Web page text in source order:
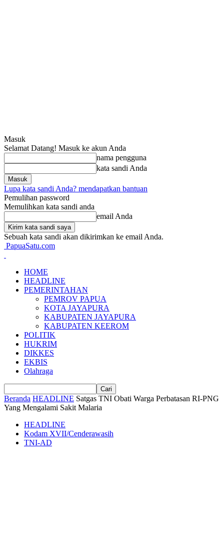
Masuk
Selamat Datang! Masuk ke akun Anda
nama pengguna
kata sandi Anda
Lupa kata sandi Anda? mendapatkan bantuan
Pemulihan password
Memulihkan kata sandi anda
email Anda
Sebuah kata sandi akan dikirimkan ke email Anda.
PapuaSatu.com
HOME
HEADLINE
PEMERINTAHAN
PEMROV PAPUA
KOTA JAYAPURA
KABUPATEN JAYAPURA
KABUPATEN KEEROM
POLITIK
HUKRIM
DIKKES
EKBIS
Olahraga
Beranda HEADLINE Satgas TNI Obati Warga Perbatasan RI-PNG
Yang Mengalami Sakit Malaria
HEADLINE
Kodam XVII/Cenderawasih
TNI-AD